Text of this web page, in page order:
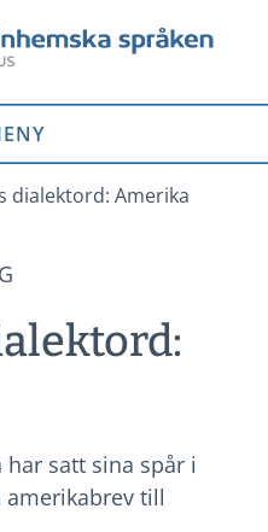
dialektord: Amerika
satt sina spår i
till